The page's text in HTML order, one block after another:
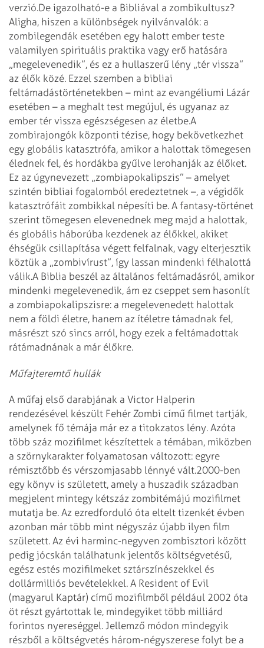
verzió.De igazolható-e a Bibliával a zombikultusz?
Aligha, hiszen a különbségek nyilvánvalók: a
zombilegendák esetében egy halott ember teste
valamilyen spirituális praktika vagy erő hatására
„megelevenedik”, és ez a hullaszerű lény „tér vissza”
az élők közé. Ezzel szemben a bibliai
feltámadástörténetekben – ­mint az evangéliumi Lázár
esetében – a meghalt test megújul, és ugyanaz az
ember tér vissza egészségesen az életbe.A
zombirajongók központi tézise, hogy bekövetkezhet
egy globális katasztrófa, amikor a halottak tömegesen
élednek fel, és hordákba gyűlve lerohanják az élőket.
Ez az úgynevezett „zombiapokalipszis” – amelyet
szintén bib­liai fogalomból eredeztetnek –, a végidők
katasztrófáit zombikkal népesíti be. A fantasy-történet
szerint tömege­sen elevenednek meg majd a halottak,
és globális háborúba kezdenek az élőkkel, akiket
éhségük csillapítása vé­gett felfalnak, vagy elterjesztik
köztük a „zombivírust”, így lassan mindenki félhalottá
válik.A Biblia beszél az általános feltámadásról, amikor
mindenki megelevenedik, ám ez cseppet sem hasonlít
a zombiapokalipszisre: a megelevenedett halottak
nem a földi életre, hanem az ítéletre támadnak fel,
másrészt szó sincs arról, hogy ezek a feltámadottak
rátámadnának a már élőkre.
Műfajteremtő hullák
A műfaj első darabjának a Victor Halperin
rendezésével készült Fehér Zombi című filmet tartják,
amelynek fő témája már ez a titokzatos lény. Azóta
több száz mozifilmet készítettek a témában, miközben
a szörnykarakter folyamatosan változott: egyre
rémisztőbb és vérszomjasabb lénnyé vált.2000-ben
egy könyv is született, amely a huszadik században
megjelent mintegy kétszáz zombitémájú mozifilmet
mutatja be. Az ezredforduló óta eltelt tizenkét évben
azonban már több mint négyszáz újabb ilyen film
született. Az évi harminc-negyven zombisztori között
pedig jócskán találhatunk jelentős költségvetésű,
egész estés mozifilmeket sztárszínészekkel és
dollármilliós bevételekkel. A Resident of Evil
(magyarul Kaptár) című mozifilmből például 2002 óta
öt részt gyártottak le, mindegyiket több milliárd
forintos nyereséggel. Jellemző módon mindegyik
részből a költségvetés három-négyszerese folyt be a